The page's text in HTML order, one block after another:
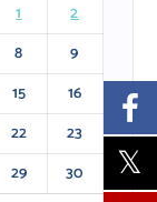
1
2
8
9
15
16
22
23
29
30